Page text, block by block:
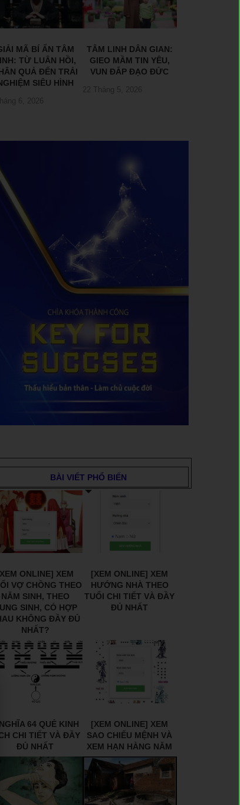
MÃ BÍ ẨN TÂM
TỪ LUÂN HỒI,
QUẢ ĐẾN TRẢI
SIÊU HÌNH
6, 2026
TÂM LINH DÂN GIAN:
GIEO MẦM TIN YÊU,
VUN ĐẮP ĐẠO ĐỨC
22 Tháng 5, 2026
BÀI VIẾT PHỔ BIẾN
ONLINE] XEM
VỢ CHỒNG THEO
NĂM SINH, THEO
SINH, CÓ HỢP
KHÔNG ĐẦY ĐỦ
NHẤT?
[XEM ONLINE] XEM
HƯỚNG NHÀ THEO
TUỔI CHI TIẾT VÀ ĐẦY
ĐỦ NHẤT
64 QUẺ KINH
CHI TIẾT VÀ ĐẦY
ĐỦ NHẤT
[XEM ONLINE] XEM
SAO CHIẾU MỆNH VÀ
XEM HẠN HÀNG NĂM